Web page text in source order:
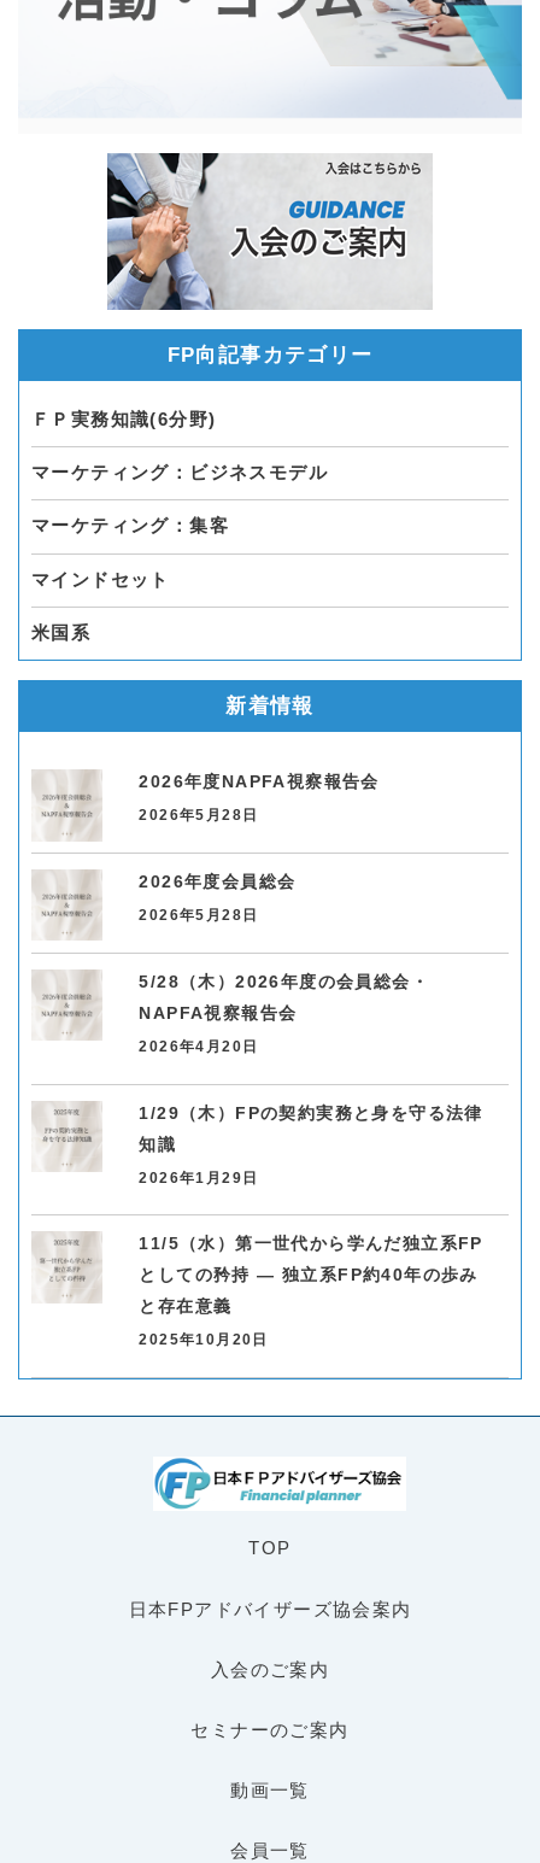
FP向記事カテゴリー
ＦＰ実務知識(6分野)
マーケティング：ビジネスモデル
マーケティング：集客
マインドセット
米国系
新着情報
2026年度NAPFA視察報告会
2026年5月28日
2026年度会員総会
2026年5月28日
5/28（木）2026年度の会員総会・
NAPFA視察報告会
2026年4月20日
1/29（木）FPの契約実務と身を守る法律
知識
2026年1月29日
11/5（水）第一世代から学んだ独立系FP
としての矜持 ― 独立系FP約40年の歩み
と存在意義
2025年10月20日
TOP
日本FPアドバイザーズ協会案内
入会のご案内
セミナーのご案内
動画一覧
会員一覧